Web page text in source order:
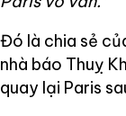
Đó là chia sẻ
nhà báo Thuỵ
quay lại Paris